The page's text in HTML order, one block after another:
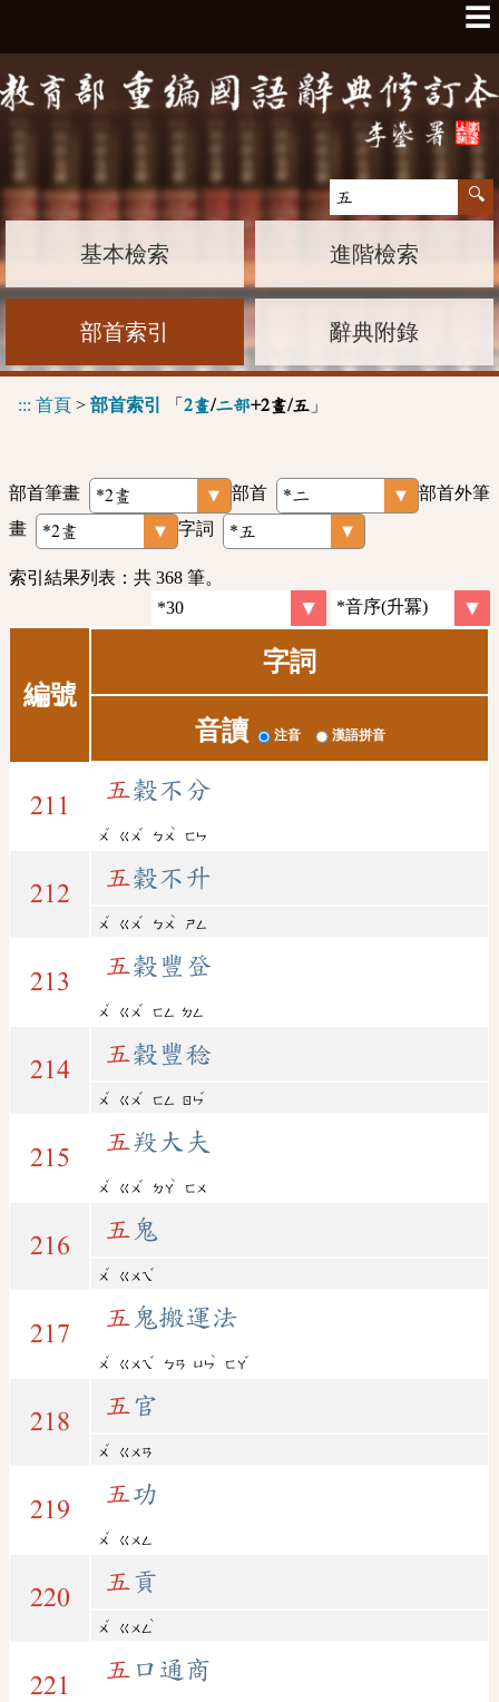
☰
基本檢索 進階檢索
部首索引 辭典附錄
::: 首頁 > 部首索引 「 2畫/二部+2畫/五 」
部首筆畫 部首
部首外筆
畫
字詞
索引結果列表：共 368 筆。
編號
字詞
音讀 注音 漢語拼音
211
五穀不分
ㄨ
ˇ
ㄍㄨ
ˇ
ㄅㄨ
ˋ
ㄈㄣ
212
五穀不升
ㄨ
ˇ
ㄍㄨ
ˇ
ㄅㄨ
ˋ
ㄕㄥ
213
五穀豐登
ㄨ
ˇ
ㄍㄨ
ˇ
ㄈㄥ ㄉㄥ
214
五穀豐稔
ㄨ
ˇ
ㄍㄨ
ˇ
ㄈㄥ ㄖㄣ
ˇ
215
五羖大夫
ㄨ
ˇ
ㄍㄨ
ˇ
ㄉㄚ
ˋ
ㄈㄨ
216
五 鬼
ㄨ
ˇ
ㄍㄨㄟ
ˇ
217
五 鬼搬運法
ㄨ
ˇ
ㄍㄨㄟ
ˇ
ㄅㄢ ㄩㄣ
ˋ
ㄈㄚ
ˇ
218
五 官
ㄨ
ˇ
ㄍㄨㄢ
219
五功
ㄨ
ˇ
ㄍㄨㄥ
220
五貢
ㄨ
ˇ
ㄍㄨㄥ
ˋ
221
五 口通商